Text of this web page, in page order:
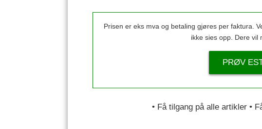
Prisen er eks mva og betaling gjøres per faktura.
ikke sies opp. Dere vil
PRØV
• Få tilgang på alle artikler •